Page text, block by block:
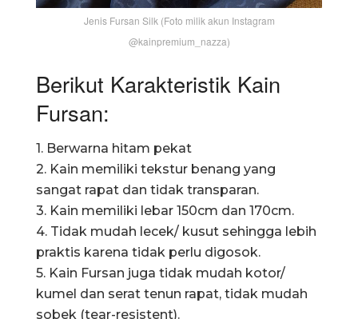
Jenis Fursan Silk (Foto milik akun Instagram
@kainpremium_nazza)
Berikut Karakteristik Kain
Fursan:
1. Berwarna hitam pekat
2. Kain memiliki tekstur benang yang
sangat rapat dan tidak transparan.
3. Kain memiliki lebar 150cm dan 170cm.
4. Tidak mudah lecek/ kusut sehingga lebih
praktis karena tidak perlu digosok.
5. Kain Fursan juga tidak mudah kotor/
kumel dan serat tenun rapat, tidak mudah
sobek (tear-resistent).